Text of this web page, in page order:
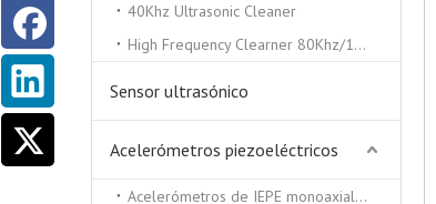
40Khz Ultrasonic Cleaner
High Frequency Clearner 80Khz/100Khz/130/Khz
Sensor ultrasónico
Acelerómetros piezoeléctricos
Acelerómetros de IEPE monoaxiales